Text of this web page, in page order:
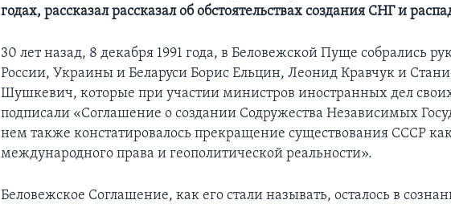
годах, рассказал рассказал об обстоятельствах создания СНГ и
30 лет назад, 8 декабря 1991 года, в Беловежской Пуще собрались
России, Украины и Беларуси Борис Ельцин, Леонид Кравчук и
Шушкевич, которые при участии министров иностранных дел
подписали «Соглашение о создании Содружества Независимых
нем также констатировалось прекращение существования СССР
международного права и геополитической реальности».
Беловежское Соглашение, как его стали называть, осталось в